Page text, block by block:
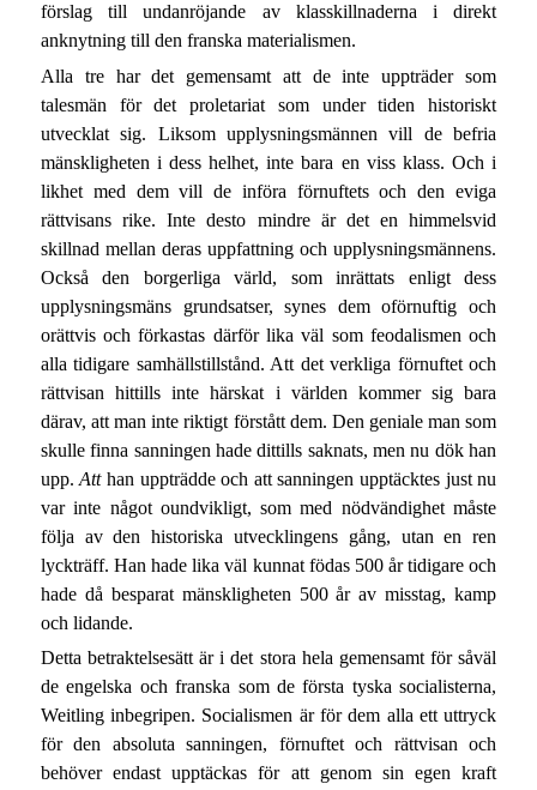
förslag till undanröjande av klasskillnaderna i direkt
anknytning till den franska materialismen.
Alla tre har det gemensamt att de inte uppträder som
talesmän för det proletariat som under tiden historiskt
utvecklat sig. Liksom upplysningsmännen vill de befria
mänskligheten i dess helhet, inte bara en viss klass. Och i
likhet med dem vill de införa förnuftets och den eviga
rättvisans rike. Inte desto mindre är det en himmelsvid
skillnad mellan deras uppfattning och upplysningsmännens.
Också den borgerliga värld, som inrättats enligt dess
upplysningsmäns grundsatser, synes dem oförnuftig och
orättvis och förkastas därför lika väl som feodalismen och
alla tidigare samhällstillstånd. Att det verkliga förnuftet och
rättvisan hittills inte härskat i världen kommer sig bara
därav, att man inte riktigt förstått dem. Den geniale man som
skulle finna sanningen hade dittills saknats, men nu dök han
upp.Atthan uppträdde och att sanningen upptäcktes just nu
var inte något oundvikligt, som med nödvändighet måste
följa av den historiska utvecklingens gång, utan en ren
lyckträff. Han hade lika väl kunnat födas 500 år tidigare och
hade då besparat mänskligheten 500 år av misstag, kamp
och lidande.
Detta betraktelsesätt är i det stora hela gemensamt för såväl
de engelska och franska som de första tyska socialisterna,
Weitling inbegripen. Socialismen är för dem alla ett uttryck
för den absoluta sanningen, förnuftet och rättvisan och
behöver endast upptäckas för att genom sin egen kraft